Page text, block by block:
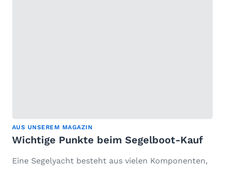
AUS UNSEREM MAGAZIN
Wichtige Punkte beim Segelboot-Kauf
Eine Segelyacht besteht aus vielen Komponenten,